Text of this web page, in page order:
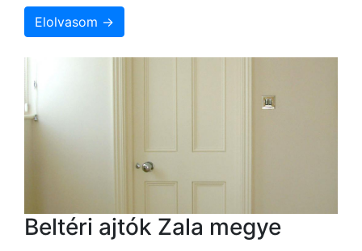
Elolvasom →
Beltéri ajtók Zala megye